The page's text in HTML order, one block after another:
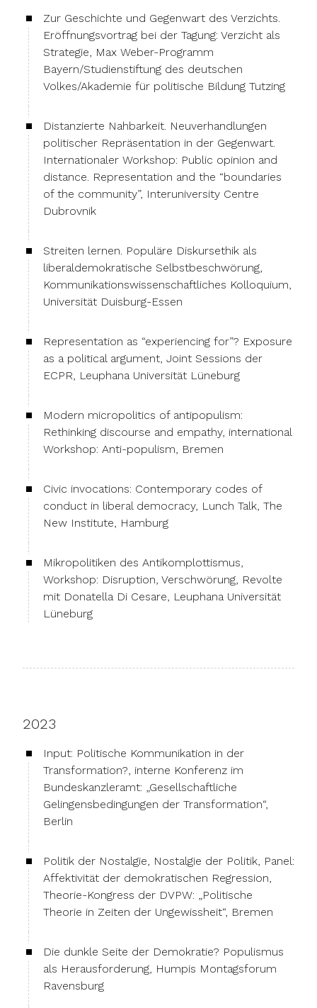
Zur Geschichte und Gegenwart des Verzichts.
Eröffnungsvortrag bei der Tagung: Verzicht als
Strategie, Max Weber-Programm
Bayern/Studienstiftung des deutschen
Volkes/Akademie für politische Bildung Tutzing
Distanzierte Nahbarkeit. Neuverhandlungen
politischer Repräsentation in der Gegenwart.
Internationaler Workshop: Public opinion and
distance. Representation and the “boundaries
of the community”, Interuniversity Centre
Dubrovnik
Streiten lernen. Populäre Diskursethik als
liberaldemokratische Selbstbeschwörung,
Kommunikationswissenschaftliches Kolloquium,
Universität Duisburg-Essen
Representation as “experiencing for”? Exposure
as a political argument, Joint Sessions der
ECPR, Leuphana Universität Lüneburg
Modern micropolitics of antipopulism:
Rethinking discourse and empathy, international
Workshop: Anti-populism, Bremen
Civic invocations: Contemporary codes of
conduct in liberal democracy, Lunch Talk, The
New Institute, Hamburg
Mikropolitiken des Antikomplottismus,
Workshop: Disruption, Verschwörung, Revolte
mit Donatella Di Cesare, Leuphana Universität
Lüneburg
2023
Input: Politische Kommunikation in der
Transformation?, interne Konferenz im
Bundeskanzleramt: „Gesellschaftliche
Gelingensbedingungen der Transformation“,
Berlin
Politik der Nostalgie, Nostalgie der Politik, Panel:
Affektivität der demokratischen Regression,
Theorie-Kongress der DVPW: „Politische
Theorie in Zeiten der Ungewissheit“, Bremen
Die dunkle Seite der Demokratie? Populismus
als Herausforderung, Humpis Montagsforum
Ravensburg